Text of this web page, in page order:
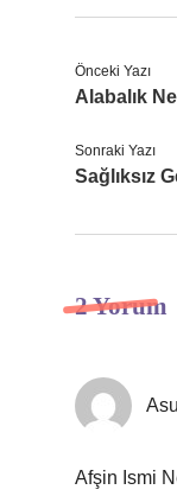
Önceki Yazı
Alabalık
Sonraki Yazı
Sağlıksız
2 Yorum
Afşin Ismi